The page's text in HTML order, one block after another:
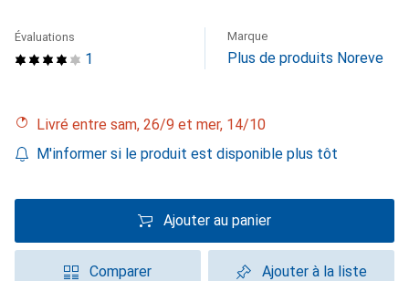
1
Évaluations Marque
Plus de produits Noreve
Livré entre sam, 26/9 et mer, 14/10
M'informer si le produit est disponible plus tôt
Ajouter au panier
Comparer Ajouter à la liste